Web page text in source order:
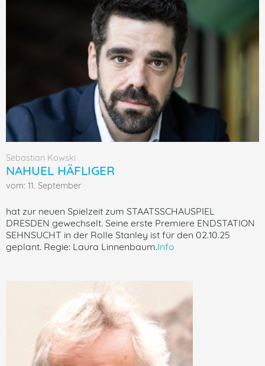
Sebastian Kowski
NAHUEL HÄFLIGER
vom: 11. September
hat zur neuen Spielzeit zum STAATSSCHAUSPIEL
DRESDEN gewechselt. Seine erste Premiere ENDSTATION
SEHNSUCHT in der Rolle Stanley ist für den 02.10.25
geplant. Regie: Laura Linnenbaum.Info